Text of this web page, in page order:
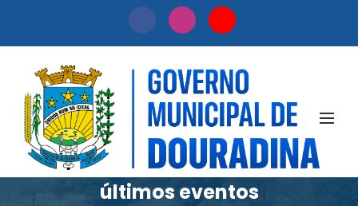
Fotos
Confira nossa timeline dos
últimos eventos